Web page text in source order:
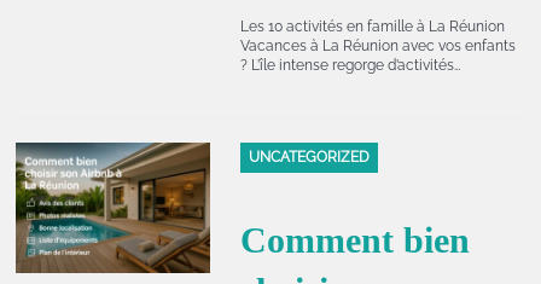
Les 10 activités en famille à La Réunion
Vacances à La Réunion avec vos enfants
? L’île intense regorge d’activités…
UNCATEGORIZED
Comment bien